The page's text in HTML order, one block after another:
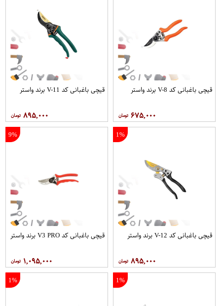
قیچی باغبانی کد V-8 برند واستر
۶۷۵,۰۰۰
قیچی باغبانی کد V-11 برند واستر
۸۹۵,۰۰۰
1%
قیچی باغبانی کد V-12 برند واستر
۸۹۵,۰۰۰
9%
قیچی باغبانی کد V3 PRO برند واستر
۱,۰۹۵,۰۰۰
1%
1%